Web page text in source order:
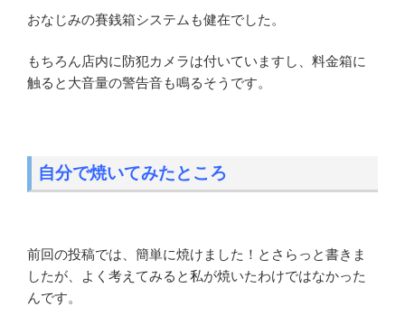
おなじみの賽銭箱システムも健在でした。
もちろん店内に防犯カメラは付いていますし、料金箱に
触ると大音量の警告音も鳴るそうです。
自分で焼いてみたところ
前回の投稿では、簡単に焼けました！とさらっと書きま
したが、よく考えてみると私が焼いたわけではなかった
んです。